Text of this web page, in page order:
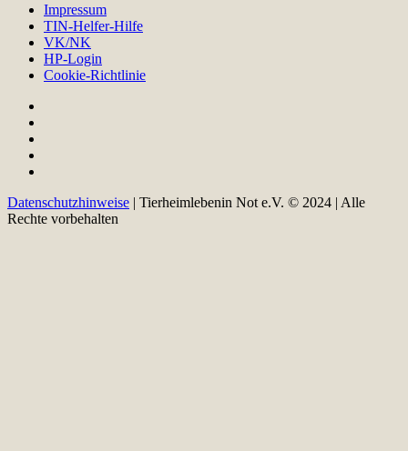
Impressum
TIN-Helfer-Hilfe
VK/NK
HP-Login
Cookie-Richtlinie
Datenschutzhinweise | Tierheimlebenin Not e.V. © 2024 | Alle
Rechte vorbehalten